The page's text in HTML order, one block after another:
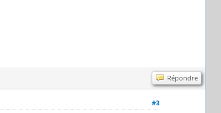
Répondre
#3